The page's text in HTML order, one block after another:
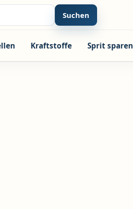
Suchen
Kraftstoffe Sprit sparen